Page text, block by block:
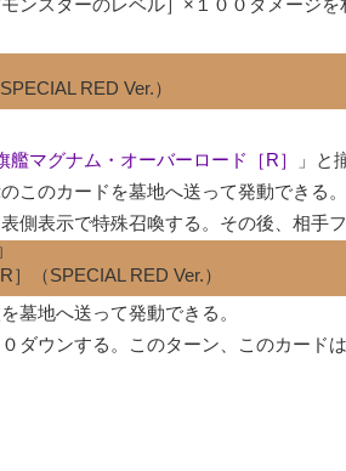
ンスターのレベル］×１００ダメージ
RED Ver.）
艦マグナム・オーバーロード［R］
」と
このカードを墓地へ送って発動できる。
側表示で特殊召喚する。その後、相手
（SPECIAL RED Ver.）
墓地へ送って発動できる。
ダウンする。このターン、このカー